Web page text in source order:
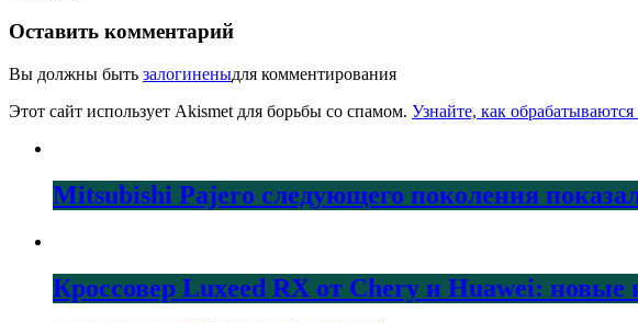
Оставить комментарий
Вы должны быть залогиненыдля комментирования
Этот сайт использует Akismet для борьбы со спамом. Узнайте, как
Mitsubishi Pajero следующего поколения
Кроссовер Luxeed RX от Chery и Huawei: